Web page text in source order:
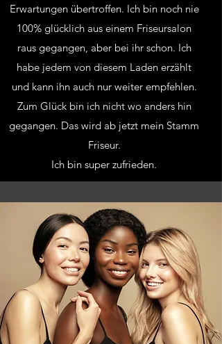
Erwartungen übertroffen. Ich bin noch nie
100% glücklich aus einem Friseursalon
raus gegangen, aber bei ihr schon. Ich
habe jedem von diesem Laden erzählt
und kann ihn auch nur weiter empfehlen.
Zum Glück bin ich nicht wo anders hin
gegangen. Das wird ab jetzt mein Stamm
Friseur.
Ich bin super zufrieden.